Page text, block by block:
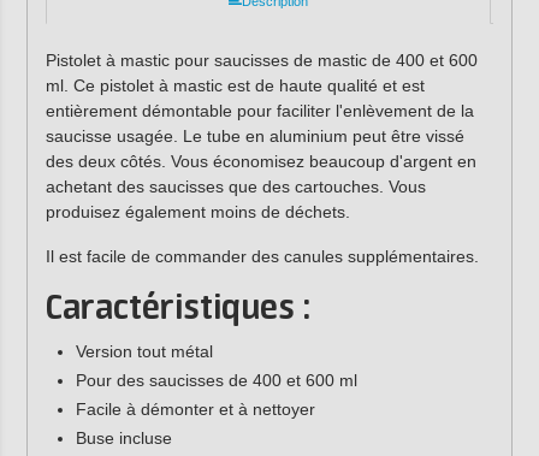
Pistolet à mastic pour saucisses de mastic de 400 et 600
ml. Ce pistolet à mastic est de haute qualité et est
entièrement démontable pour faciliter l'enlèvement de la
saucisse usagée. Le tube en aluminium peut être vissé
des deux côtés. Vous économisez beaucoup d'argent en
achetant des saucisses que des cartouches. Vous
produisez également moins de déchets.
Il est facile de commander des canules supplémentaires.
Caractéristiques :
Version tout métal
Pour des saucisses de 400 et 600 ml
Facile à démonter et à nettoyer
Buse incluse